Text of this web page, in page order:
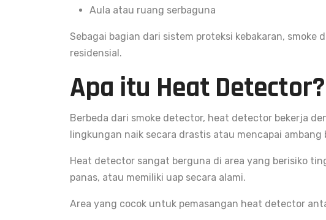
Aula atau ruang serbaguna
Sebagai bagian dari sistem proteksi kebakaran,
residensial.
Apa itu Heat Detector?
Berbeda dari smoke detector, heat detector bekerja
lingkungan naik secara drastis atau mencapai
Heat detector sangat berguna di area yang berisiko
panas, atau memiliki uap secara alami.
Area yang cocok untuk pemasangan heat detector